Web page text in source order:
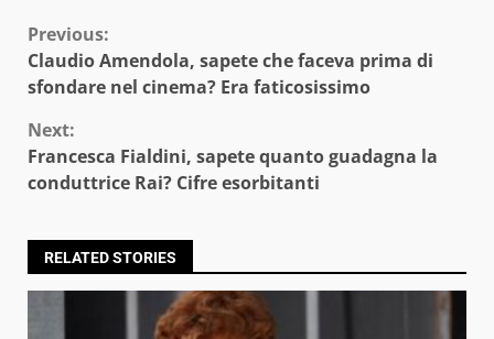
Continue
Reading
Previous:
Claudio Amendola, sapete che faceva prima di
sfondare nel cinema? Era faticosissimo
Next:
Francesca Fialdini, sapete quanto guadagna la
conduttrice Rai? Cifre esorbitanti
RELATED STORIES